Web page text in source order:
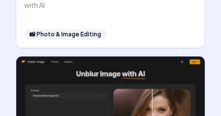
with AI
📸Photo & Image Editing